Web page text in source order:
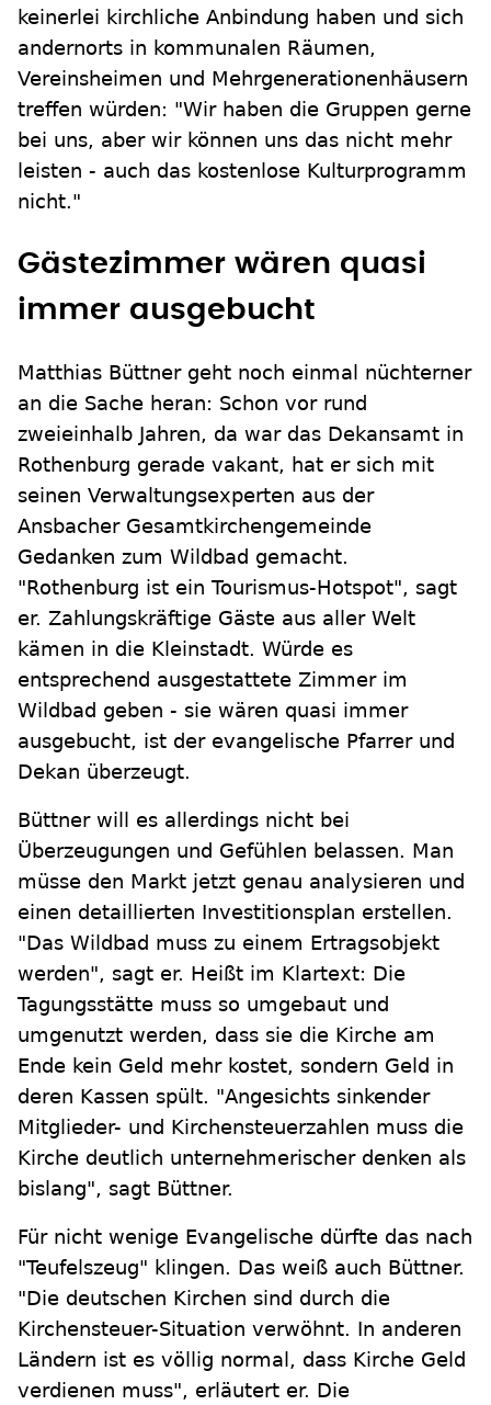
keinerlei kirchliche Anbindung haben und sich
andernorts in kommunalen Räumen,
Vereinsheimen und Mehrgenerationenhäusern
treffen würden: "Wir haben die Gruppen gerne
bei uns, aber wir können uns das nicht mehr
leisten - auch das kostenlose Kulturprogramm
nicht."
Gästezimmer wären quasi
immer ausgebucht
Matthias Büttner geht noch einmal nüchterner
an die Sache heran: Schon vor rund
zweieinhalb Jahren, da war das Dekansamt in
Rothenburg gerade vakant, hat er sich mit
seinen Verwaltungsexperten aus der
Ansbacher Gesamtkirchengemeinde
Gedanken zum Wildbad gemacht.
"Rothenburg ist ein Tourismus-Hotspot", sagt
er. Zahlungskräftige Gäste aus aller Welt
kämen in die Kleinstadt. Würde es
entsprechend ausgestattete Zimmer im
Wildbad geben - sie wären quasi immer
ausgebucht, ist der evangelische Pfarrer und
Dekan überzeugt.
Büttner will es allerdings nicht bei
Überzeugungen und Gefühlen belassen. Man
müsse den Markt jetzt genau analysieren und
einen detaillierten Investitionsplan erstellen.
"Das Wildbad muss zu einem Ertragsobjekt
werden", sagt er. Heißt im Klartext: Die
Tagungsstätte muss so umgebaut und
umgenutzt werden, dass sie die Kirche am
Ende kein Geld mehr kostet, sondern Geld in
deren Kassen spült. "Angesichts sinkender
Mitglieder- und Kirchensteuerzahlen muss die
Kirche deutlich unternehmerischer denken als
bislang", sagt Büttner.
Für nicht wenige Evangelische dürfte das nach
"Teufelszeug" klingen. Das weiß auch Büttner.
"Die deutschen Kirchen sind durch die
Kirchensteuer-Situation verwöhnt. In anderen
Ländern ist es völlig normal, dass Kirche Geld
verdienen muss", erläutert er. Die